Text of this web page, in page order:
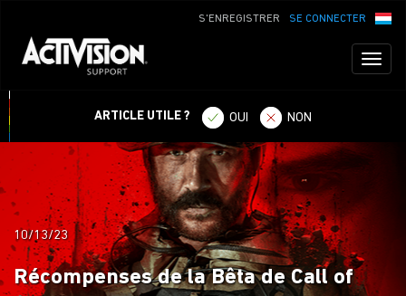
SE CONNECTER
S'ENREGISTRER
ARTICLE UTILE ? OUI NON
10/13/23
Récompenses de la Bêta de Call of